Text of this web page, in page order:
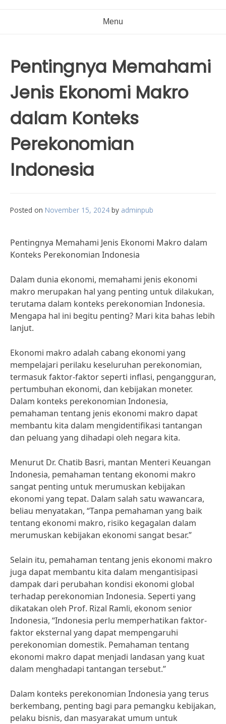
Menu
Pentingnya Memahami
Jenis Ekonomi Makro
dalam Konteks
Perekonomian
Indonesia
Posted on November 15, 2024 by adminpub
Pentingnya Memahami Jenis Ekonomi Makro dalam
Konteks Perekonomian Indonesia
Dalam dunia ekonomi, memahami jenis ekonomi
makro merupakan hal yang penting untuk dilakukan,
terutama dalam konteks perekonomian Indonesia.
Mengapa hal ini begitu penting? Mari kita bahas lebih
lanjut.
Ekonomi makro adalah cabang ekonomi yang
mempelajari perilaku keseluruhan perekonomian,
termasuk faktor-faktor seperti inflasi, pengangguran,
pertumbuhan ekonomi, dan kebijakan moneter.
Dalam konteks perekonomian Indonesia,
pemahaman tentang jenis ekonomi makro dapat
membantu kita dalam mengidentifikasi tantangan
dan peluang yang dihadapi oleh negara kita.
Menurut Dr. Chatib Basri, mantan Menteri Keuangan
Indonesia, pemahaman tentang ekonomi makro
sangat penting untuk merumuskan kebijakan
ekonomi yang tepat. Dalam salah satu wawancara,
beliau menyatakan, “Tanpa pemahaman yang baik
tentang ekonomi makro, risiko kegagalan dalam
merumuskan kebijakan ekonomi sangat besar.”
Selain itu, pemahaman tentang jenis ekonomi makro
juga dapat membantu kita dalam mengantisipasi
dampak dari perubahan kondisi ekonomi global
terhadap perekonomian Indonesia. Seperti yang
dikatakan oleh Prof. Rizal Ramli, ekonom senior
Indonesia, “Indonesia perlu memperhatikan faktor-
faktor eksternal yang dapat mempengaruhi
perekonomian domestik. Pemahaman tentang
ekonomi makro dapat menjadi landasan yang kuat
dalam menghadapi tantangan tersebut.”
Dalam konteks perekonomian Indonesia yang terus
berkembang, penting bagi para pemangku kebijakan,
pelaku bisnis, dan masyarakat umum untuk